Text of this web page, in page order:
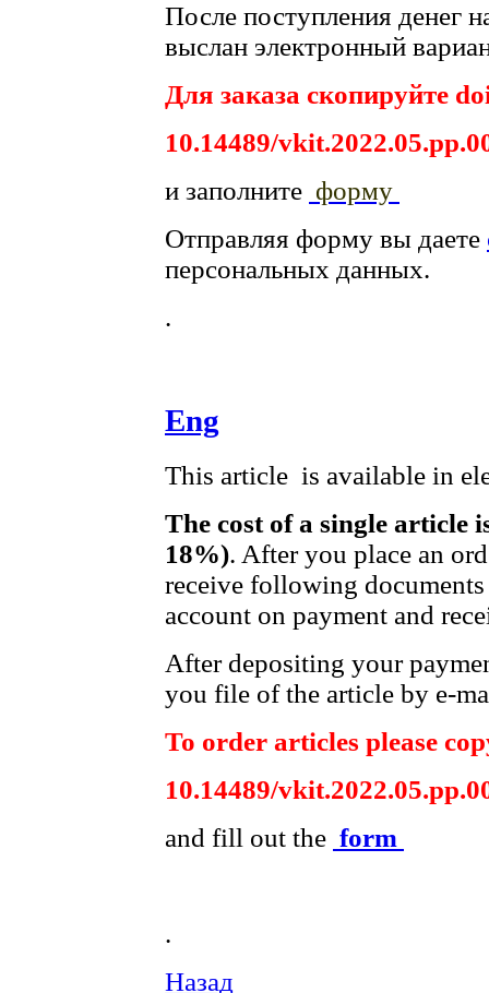
После поступления денег
выслан электронный
Для заказа скопируйте
10.14489/
и заполните форму
Отправляя форму вы даете
персональных данных.
.
Eng
This article is available in
The cost of a single article
18%). After you place an
receive following
account on payment and
After depositing your
you file of the article by e-
To order articles please
10.14489/
and fill out the form
.
Назад